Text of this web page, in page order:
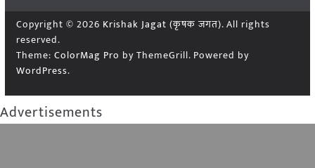
Copyright © 2026 Krishak Jagat (कृषक जगत). All rights
reserved.
Theme: ColorMag Pro by ThemeGrill. Powered by
WordPress.
Advertisements